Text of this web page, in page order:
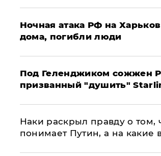
​Ночная атака РФ на
дома, погибли люди
Под Геленджиком сожжен
призванный "душить"
Наки раскрыл правду о том,
понимает Путин, а на какие